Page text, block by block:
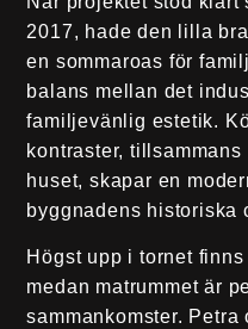
2017, hade den lilla
en sommaroas för
balans mellan det
familjevänlig estetik.
kontraster,
huset, skapar en
byggnadens historiska
Högst upp i tornet
medan matrummet är
sammankomster.